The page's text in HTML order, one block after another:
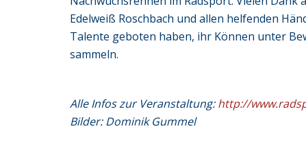
Edelweiß Roschbach und allen helfenden
Talente geboten haben, ihr Können unter
sammeln.
Alle Infos zur Veranstaltung:http://
Bilder: Dominik Gummel